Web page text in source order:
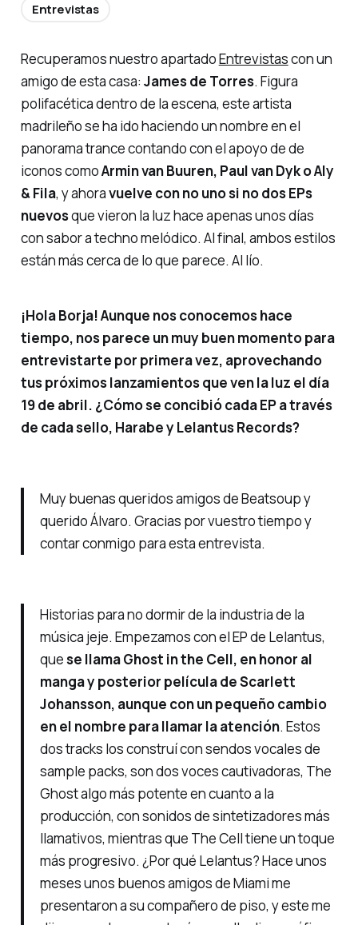
Recuperamos nuestro apartadoEntrevistascon un
amigo de esta casa: James de Torres. Figura
polifacética dentro de la escena, este artista
madrileño se ha ido haciendo un nombre en el
panorama trance contando con el apoyo de de
iconos comoArmin van Buuren, Paul van Dyk o Aly
& Fila, y ahoravuelve con no uno si no dos EPs
nuevosque vieron la luz hace apenas unos días
con sabor a techno melódico. Al final, ambos estilos
están más cerca de lo que parece. Al lío.
¡Hola Borja! Aunque nos conocemos hace
tiempo, nos parece un muy buen momento para
entrevistarte por primera vez, aprovechando
tus próximos lanzamientos que ven la luz el día
19 de abril. ¿Cómo se concibió cada EP a través
de cada sello, Harabe y Lelantus Records?
Muy buenas queridos amigos de Beatsoup y
querido Álvaro. Gracias por vuestro tiempo y
contar conmigo para esta entrevista.
Historias para no dormir de la industria de la
música jeje. Empezamos con el EP de Lelantus,
quese llama Ghost in the Cell, en honor al
manga y posterior película de Scarlett
Johansson, aunque con un pequeño cambio
en el nombre para llamar la atención. Estos
dos tracks los construí con sendos vocales de
sample packs, son dos voces cautivadoras, The
Ghost algo más potente en cuanto a la
producción, con sonidos de sintetizadores más
llamativos, mientras que The Cell tiene un toque
más progresivo. ¿Por qué Lelantus? Hace unos
meses unos buenos amigos de Miami me
presentaron a su compañero de piso, y este me
Entrevistas